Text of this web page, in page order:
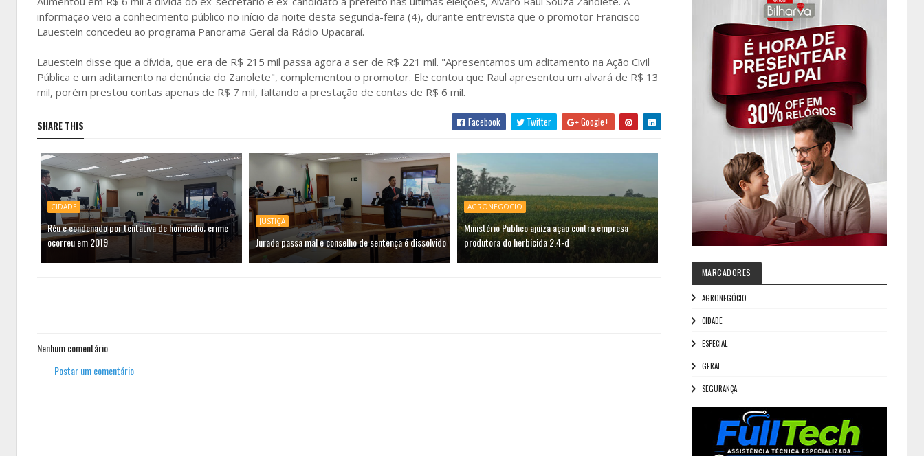
informação veio a conhecimento público no início da noite desta segunda-feira (4), durante entrevista que o promotor Francisco
Lauestein concedeu ao programa Panorama Geral da Rádio Upacaraí.
Lauestein disse que a dívida, que era de R$ 215 mil passa agora a ser de R$ 221 mil. "Apresentamos um aditamento na Ação Civil
Pública e um aditamento na denúncia do Zanolete", complementou o promotor. Ele contou que Raul apresentou um alvará de R$ 13
mil, porém prestou contas apenas de R$ 7 mil, faltando a prestação de contas de R$ 6 mil.
SHARE THIS Facebook Twitter Google+
CIDADE
Réu é condenado por tentativa de homicídio; crime
ocorreu em 2019
JUSTIÇA
Jurada passa mal e conselho de sentença é dissolvido
AGRONEGÓCIO
Ministério Público ajuíza ação contra empresa
produtora do herbicida 2.4-d
Nenhum comentário
Postar um comentário
MARCADORES
AGRONEGÓCIO
CIDADE
ESPECIAL
GERAL
SEGURANÇA